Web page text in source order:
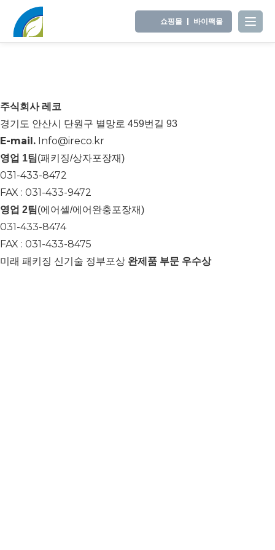
쇼핑몰 바이팩몰
주식회사 레코
경기도 안산시 단원구 별망로 459번길 93
E-mail. Info@ireco.kr
영업 1팀(패키징/상자포장재)
031-433-8472
FAX : 031-433-9472
영업 2팀(에어셀/에어완충포장재)
031-433-8474
FAX : 031-433-8475
미래 패키징 신기술 정부포상 완제품 부문 우수상